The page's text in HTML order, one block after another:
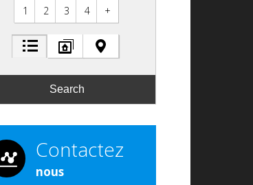
1
2 3 4 +
Contactez
nous